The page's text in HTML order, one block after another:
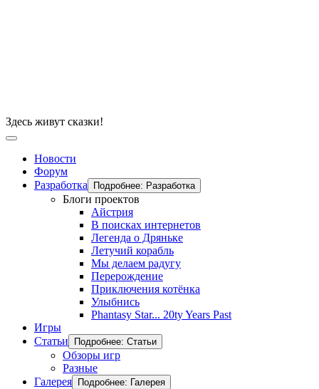
Здесь живут сказки!
Новости
Форум
Разработка
Подробнее: Разработка
Блоги проектов
Айстрия
В поисках интернетов
Легенда о Дряньке
Летучий корабль
Мы делаем радугу
Перерождение
Приключения котёнка
Улыбнись
Phantasy Star... 20ty Years Past
Игры
Статьи
Подробнее: Статьи
Обзоры игр
Разные
Галерея
Подробнее: Галерея